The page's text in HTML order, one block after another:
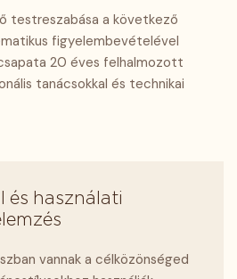
testreszabása a következő
figyelembevételével
20 éves felhalmozott
tanácsokkal és technikai
és használati
vannak a célközönséged